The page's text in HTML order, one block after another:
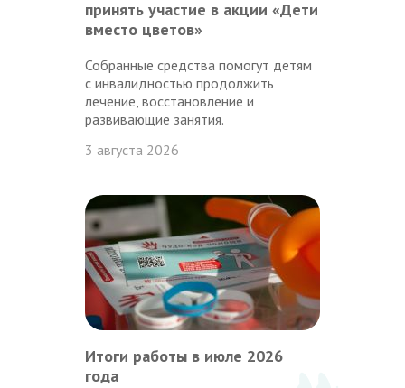
принять участие в акции «Дети
вместо цветов»
Собранные средства помогут детям
с инвалидностью продолжить
лечение, восстановление и
развивающие занятия.
3 августа 2026
Итоги работы в июле 2026
года